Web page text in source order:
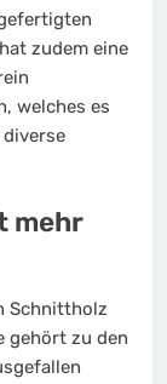
zudem eine
welches es
mehr
Schnittholz
gehört zu den